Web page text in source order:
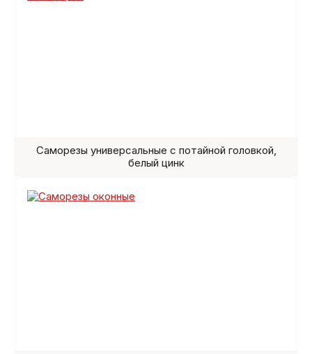
Саморезы универсальные с потайной головкой,
белый цинк